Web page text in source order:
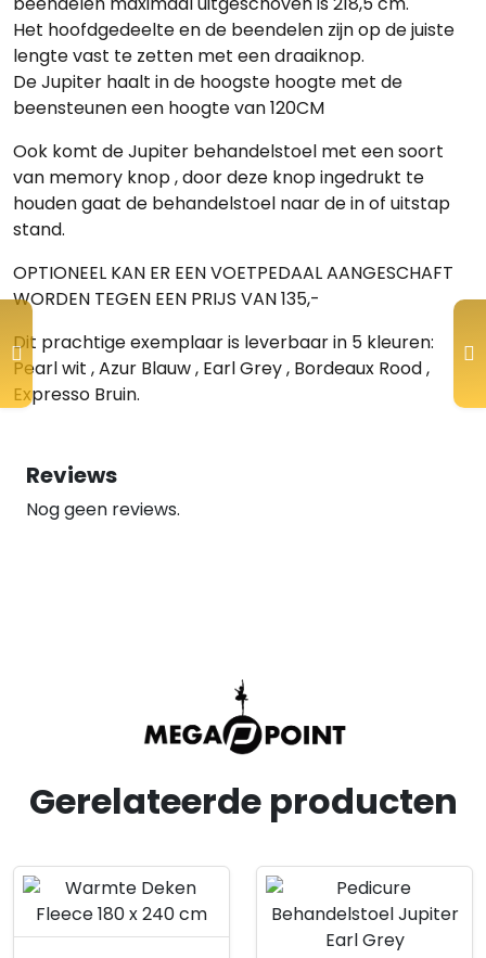
Het hoofdgedeelte en de beendelen zijn op de juiste
lengte vast te zetten met een draaiknop.
De Jupiter haalt in de hoogste hoogte met de
beensteunen een hoogte van 120CM
Ook komt de Jupiter behandelstoel met een soort
van memory knop , door deze knop ingedrukt te
houden gaat de behandelstoel naar de in of uitstap
stand.
OPTIONEEL KAN ER EEN VOETPEDAAL AANGESCHAFT
WORDEN TEGEN EEN PRIJS VAN 135,-
Dit prachtige exemplaar is leverbaar in 5 kleuren:
Pearl wit , Azur Blauw , Earl Grey , Bordeaux Rood ,
Expresso Bruin.
Reviews
Nog geen reviews.
Gerelateerde producten
Product openen Product openen